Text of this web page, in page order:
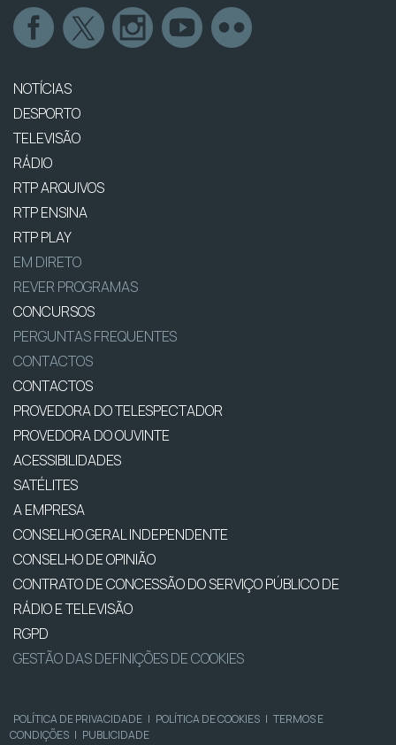
NOTÍCIAS
DESPORTO
TELEVISÃO
RÁDIO
RTP ARQUIVOS
RTP ENSINA
RTP PLAY
EM DIRETO
REVER PROGRAMAS
CONCURSOS
PERGUNTAS FREQUENTES
CONTACTOS
CONTACTOS
PROVEDORA DO TELESPECTADOR
PROVEDORA DO OUVINTE
ACESSIBILIDADES
SATÉLITES
A EMPRESA
CONSELHO GERAL INDEPENDENTE
CONSELHO DE OPINIÃO
CONTRATO DE CONCESSÃO DO SERVIÇO PÚBLICO DE
RÁDIO E TELEVISÃO
RGPD
GESTÃO DAS DEFINIÇÕES DE COOKIES
POLÍTICA DE PRIVACIDADE | POLÍTICA DE COOKIES | TERMOS E
CONDIÇÕES | PUBLICIDADE